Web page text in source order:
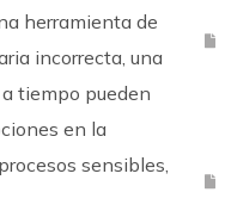
herramienta de
incorrecta, una
tiempo pueden
en la
sensibles,